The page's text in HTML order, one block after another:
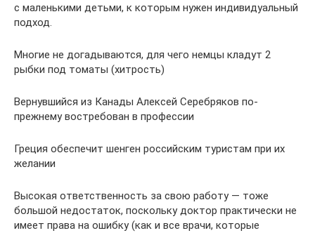
с маленькими детьми, к которым нужен индивидуальный
подход.
Многие не догадываются, для чего немцы кладут 2
рыбки под томаты (хитрость)
Вернувшийся из Канады Алексей Серебряков по-
прежнему востребован в профессии
Греция обеспечит шенген российским туристам при их
желании
Высокая ответственность за свою работу — тоже
большой недостаток, поскольку доктор практически не
имеет права на ошибку (как и все врачи, которые